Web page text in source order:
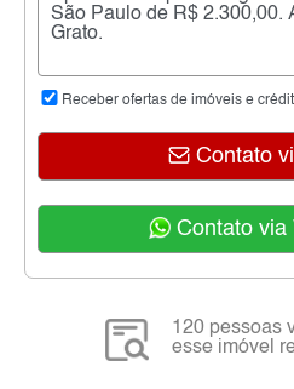
Receber ofertas de imóveis e
Contato
Contato via
120 pessoas
esse imóvel